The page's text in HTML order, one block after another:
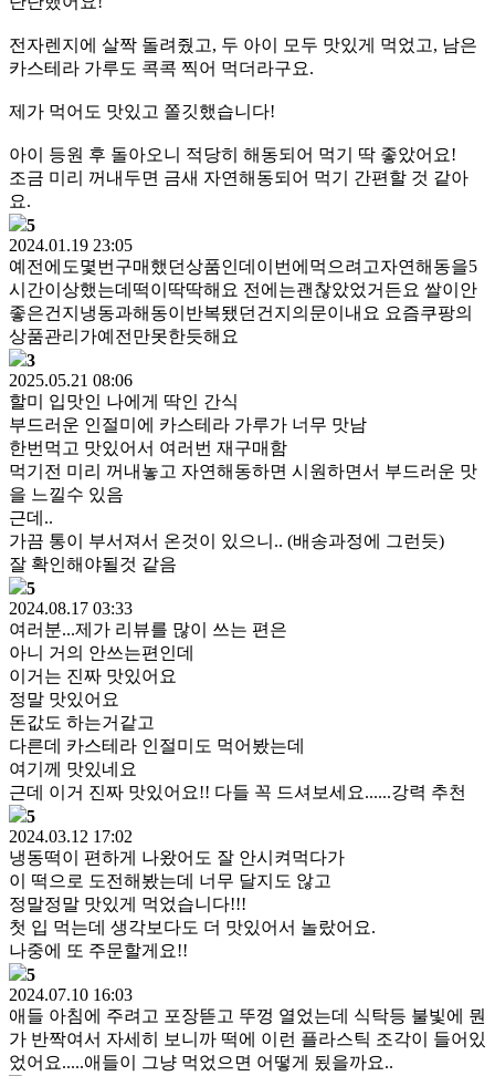
전자렌지에 살짝 돌려줬고, 두 아이 모두 맛있게 먹었고, 남은
카스테라 가루도 콕콕 찍어 먹더라구요.
제가 먹어도 맛있고 쫄깃했습니다!
아이 등원 후 돌아오니 적당히 해동되어 먹기 딱 좋았어요!
조금 미리 꺼내두면 금새 자연해동되어 먹기 간편할 것 같아
요.
5
2024.01.19 23:05
예전에도몇번구매했던상품인데이번에먹으려고자연해동을5
시간이상했는데떡이딱딱해요 전에는괜찮았었거든요 쌀이안
좋은건지냉동과해동이반복됐던건지의문이내요 요즘쿠팡의
상품관리가예전만못한듯해요
3
2025.05.21 08:06
할미 입맛인 나에게 딱인 간식
부드러운 인절미에 카스테라 가루가 너무 맛남
한번먹고 맛있어서 여러번 재구매함
먹기전 미리 꺼내놓고 자연해동하면 시원하면서 부드러운 맛
을 느낄수 있음
근데..
가끔 통이 부서져서 온것이 있으니.. (배송과정에 그런듯)
잘 확인해야될것 같음
5
2024.08.17 03:33
여러분...제가 리뷰를 많이 쓰는 편은
아니 거의 안쓰는편인데
이거는 진짜 맛있어요
정말 맛있어요
돈값도 하는거같고
다른데 카스테라 인절미도 먹어봤는데
여기께 맛있네요
근데 이거 진짜 맛있어요!! 다들 꼭 드셔보세요......강력 추천
5
2024.03.12 17:02
냉동떡이 편하게 나왔어도 잘 안시켜먹다가
이 떡으로 도전해봤는데 너무 달지도 않고
정말정말 맛있게 먹었습니다!!!
첫 입 먹는데 생각보다도 더 맛있어서 놀랐어요.
나중에 또 주문할게요!!
5
2024.07.10 16:03
애들 아침에 주려고 포장뜯고 뚜껑 열었는데 식탁등 불빛에 뭔
가 반짝여서 자세히 보니까 떡에 이런 플라스틱 조각이 들어있
었어요.....애들이 그냥 먹었으면 어떻게 됬을까요..